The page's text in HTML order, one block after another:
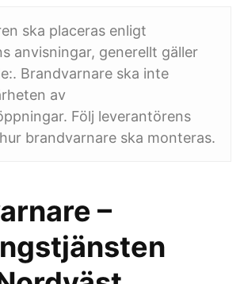
ska placeras enligt
anvisningar, generellt gäller
Brandvarnare ska inte
av
Följ leverantörens
brandvarnare ska monteras.
–